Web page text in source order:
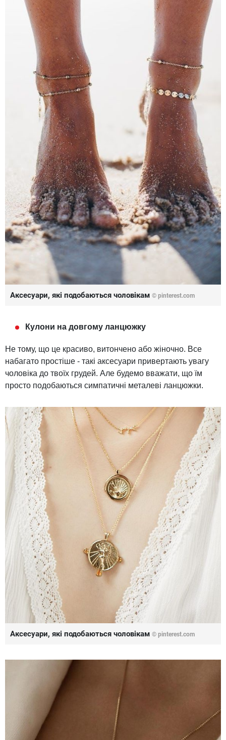
Аксесуари, які подобаються чоловікам © pinterest.com
Кулони на довгому ланцюжку
Не тому, що це красиво, витончено або жіночно. Все
набагато простіше - такі аксесуари привертають увагу
чоловіка до твоїх грудей. Але будемо вважати, що їм
просто подобаються симпатичні металеві ланцюжки.
Аксесуари, які подобаються чоловікам © pinterest.com